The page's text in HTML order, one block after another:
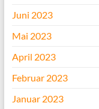
Juni 2023
Mai 2023
April 2023
Februar 2023
Januar 2023